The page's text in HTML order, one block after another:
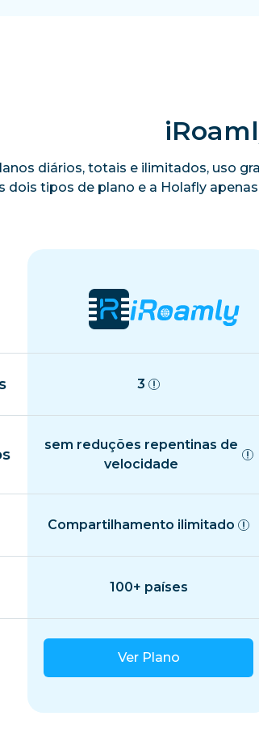
diários, totais e ilimitados, uso
dois tipos de plano e a Holafly
3
sem reduções repentinas de
velocidade
Compartilhamento ilimitado
100+ países
Ver Plano